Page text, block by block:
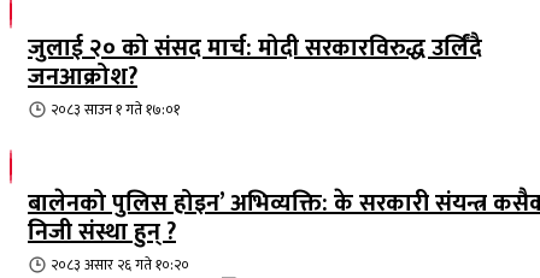
जुलाई २० को संसद मार्च: मोदी सरकारविरुद्ध उर्लिंदै
जनआक्रोश?
२०८३ साउन १ गते १७:०१
बालेनको पुलिस होइन’ अभिव्यक्ति: के सरकारी संयन्त्र
निजी संस्था हुन् ?
२०८३ असार २६ गते १०:२०